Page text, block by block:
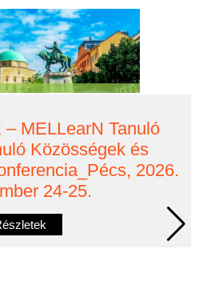
MELLearN Tanuló
Közösségek és
2026.
24-25.